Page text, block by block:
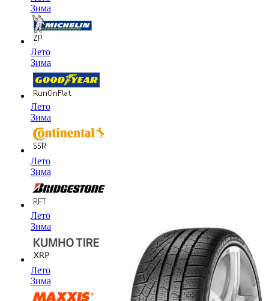
Зима
Лето
Зима
Лето
Зима
Лето
Зима
Лето
Зима
Лето
Зима